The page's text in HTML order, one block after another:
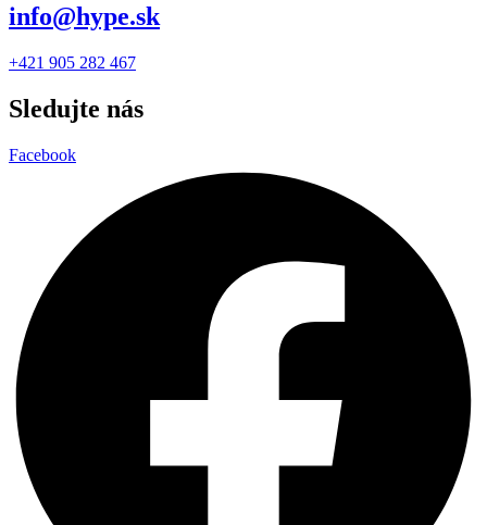
info@hype.sk
+421 905 282 467
Sledujte nás
Facebook